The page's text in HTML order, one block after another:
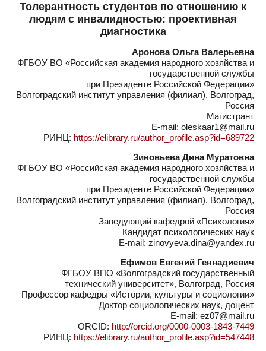
Толерантность студентов по отношению к
людям с инвалидностью: проективная
диагностика
Аронова Ольга Валерьевна
ФГБОУ ВО «Российская академия народного хозяйства и
государственной службы
при Президенте Российской Федерации»
Волгоградский институт управления (филиал), Волгоград,
Россия
Магистрант
E-mail: oleskaar1@mail.ru
РИНЦ: https://elibrary.ru/author_profile.asp?id=689722
Зиновьева Дина Муратовна
ФГБОУ ВО «Российская академия народного хозяйства и
государственной службы
при Президенте Российской Федерации»
Волгоградский институт управления (филиал), Волгоград,
Россия
Заведующий кафедрой «Психология»
Кандидат психологических наук
E-mail: zinovyeva.dina@yandex.ru
Ефимов Евгений Геннадиевич
ФГБОУ ВПО «Волгоградский государственный
технический университет», Волгоград, Россия
Профессор кафедры «Истории, культуры и социологии»
Доктор социологических наук, доцент
E-mail: ez07@mail.ru
ORCID: http://orcid.org/0000-0003-1843-7449
РИНЦ: https://elibrary.ru/author_profile.asp?id=547448